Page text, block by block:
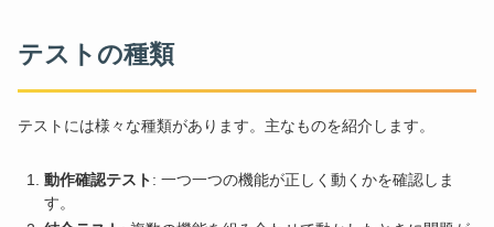
テストの種類
テストには様々な種類があります。主なものを紹介します。
動作確認テスト: 一つ一つの機能が正しく動くかを確認しま
す。